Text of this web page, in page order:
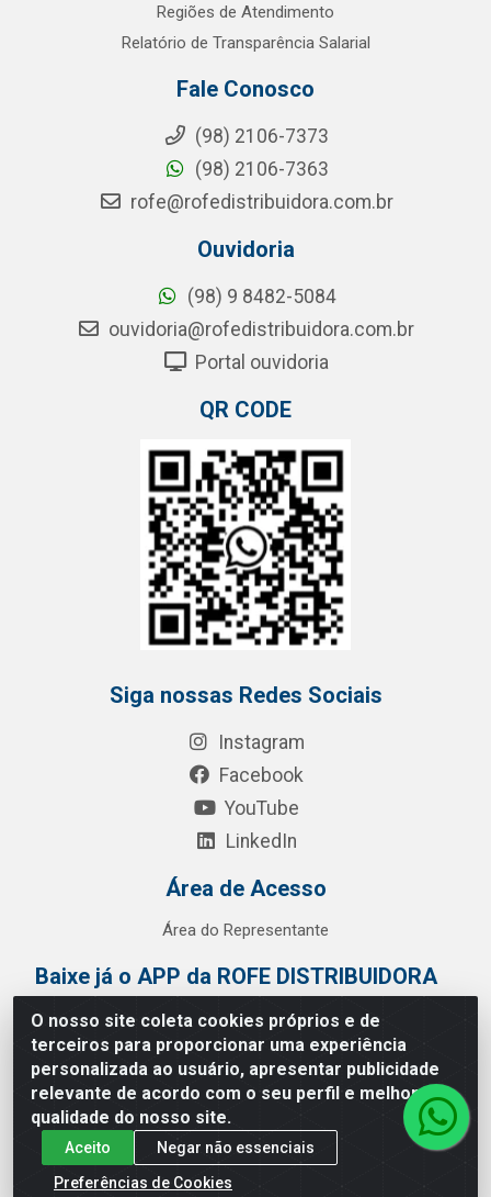
O nosso site coleta cookies próprios e de
terceiros para proporcionar uma experiência
personalizada ao usuário, apresentar publicidade
relevante de acordo com o seu perfil e melhorar a
qualidade do nosso site.
Aceito
Negar não essenciais
Preferências de Cookies
Regiões de Atendimento
Relatório de Transparência Salarial
Fale Conosco
(98) 2106-7373
(98) 2106-7363
rofe@rofedistribuidora.com.br
Ouvidoria
(98) 9 8482-5084
ouvidoria@rofedistribuidora.com.br
Portal ouvidoria
QR CODE
Siga nossas Redes Sociais
Instagram
Facebook
YouTube
LinkedIn
Área de Acesso
Área do Representante
Baixe já o APP da ROFE DISTRIBUIDORA